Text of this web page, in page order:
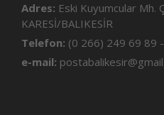
Adres: Eski Kuyumcular Mh.
KARESİ/BALIKESİR
Telefon: (0 266) 249 69 89
e-mail: